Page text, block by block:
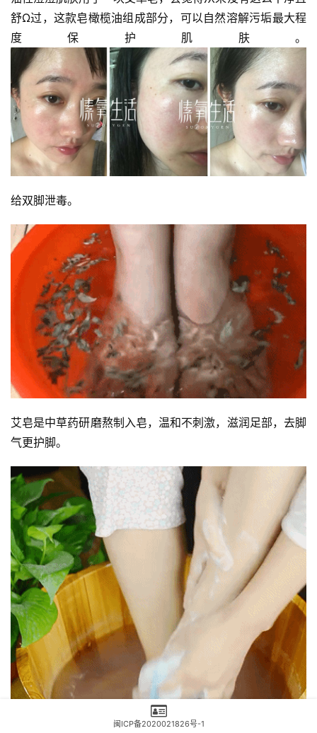
舒Ω过，这款皂橄榄油组成部分，可以自然溶解污垢最大程
度保护肌肤。
给双脚泄毒。
艾皂是中草药研磨熬制入皂，温和不刺激，滋润足部，去脚
气更护脚。
闽ICP备2020021826号-1